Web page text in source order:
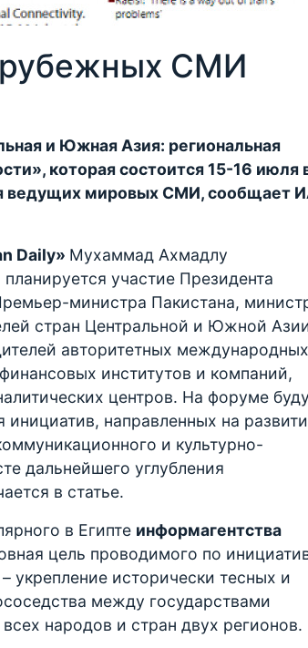
СМИ
и Южная Азия: региональная
которая состоится 15-16 июля
ведущих мировых СМИ, сообщает
Daily» Мухаммад Ахмадлу
участие Президента
министра Пакистана,
стран Центральной и Южной
авторитетных
институтов и компаний,
центров. На форуме
направленных на
и культурно-
дальнейшего углубления
в статье.
в Египте информагентства
цель проводимого по
укрепление исторически тесных и
между государствами
народов и стран двух регионов.